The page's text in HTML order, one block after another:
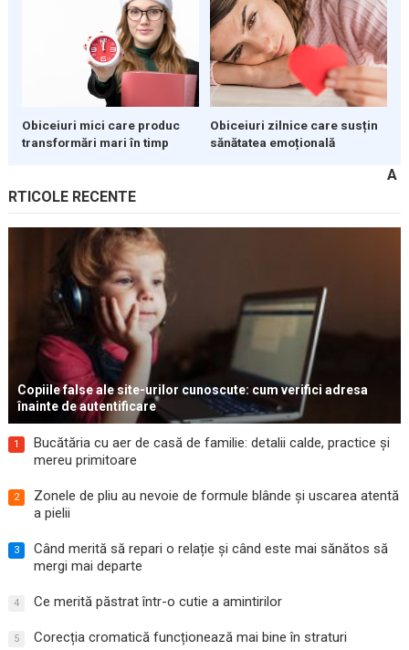
Obiceiuri mici care produc
transformări mari în timp
Obiceiuri zilnice care susțin
sănătatea emoțională
A
RTICOLE RECENTE
Copiile false ale site-urilor cunoscute: cum verifici adresa
înainte de autentificare
1
Bucătăria cu aer de casă de familie: detalii calde, practice și
mereu primitoare
2
Zonele de pliu au nevoie de formule blânde și uscarea atentă
a pielii
3
Când merită să repari o relație și când este mai sănătos să
mergi mai departe
4 Ce merită păstrat într-o cutie a amintirilor
5
Corecția cromatică funcționează mai bine în straturi